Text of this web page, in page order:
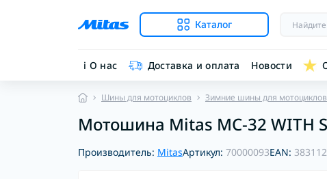
Каталог
ℹ︎ О нас Доставка и оплата Новости
Шины для мотоциклов Зимние шины для мотоциклов
Мотошина Mitas MC-32 WITH
Производитель: MitasАртикул: 70000093EAN: